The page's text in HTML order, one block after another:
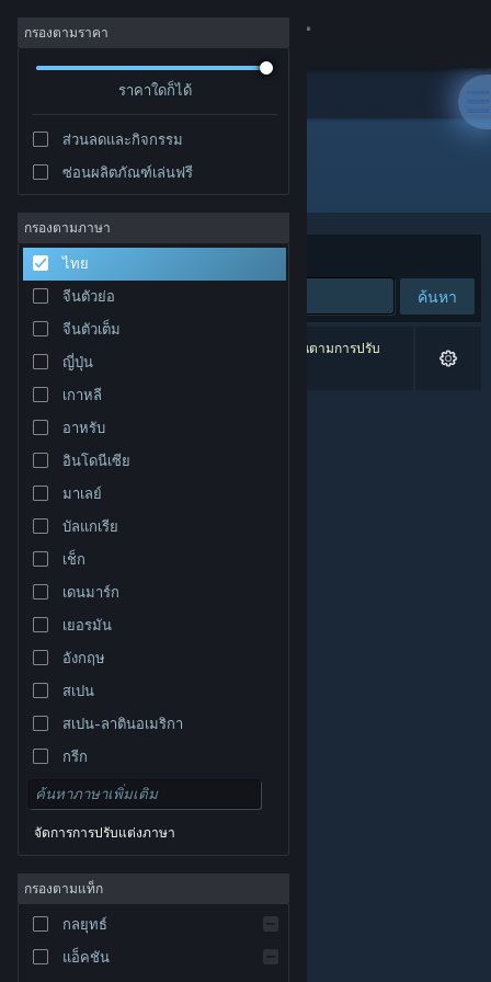
เข้าสู่ระบบ
ชุมชน
เกี่ยวกับ
ฝ่ายสนับสนุน
เปลี่ยนภาษา
รับแอป Steam แบบพกพา
ชมเว็บไซต์สำหรับเดสก์ท็อป
© Valve Corporation สงวนลิขสิทธิ์ เครื่องหมายการค้า
และประเทศอื่น
นโยบายความเป็นส่วนตัว
การช่วยการเข้าถึง|
Steam| การคืนเงิน
กรองตามราคา
ราคาใดก็ได้
ส่วนลดและกิจกรรม
ซ่อนผลิตภัณฑ์เล่นฟรี
กรองตามภาษา
ไทย
จีนตัวย่อ
จีนตัวเต็ม
ญี่ปุ่น
เกาหลี
อาหรับ
อินโดนีเซีย
มาเลย์
บัลแกเรีย
เช็ก
เดนมาร์ก
เยอรมัน
อังกฤษ
สเปน
สเปน-ลาตินอเมริกา
กรีก
จัดการการปรับแต่งภาษา
กรองตามแท็ก
กลยุทธ์
แอ็คชัน
ผู้จัดจำหน่าย: Cavalier Game Studios
จัดเรียงตาม
ค้นหา
0 ผลลัพธ์ตรงกับที่คุณค้นหา 3 ผลิตภัณฑ์ได้ถูกละเว้นตามการปรับ
แต่งของคุณ